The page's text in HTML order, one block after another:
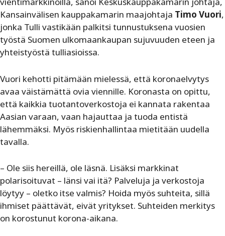
Kansainvälisen kauppakamarin maajohtaja Timo Vuori,
jonka Tulli vastikään palkitsi tunnustuksena vuosien
työstä Suomen ulkomaankaupan sujuvuuden eteen ja
yhteistyöstä tulliasioissa.
Vuori kehotti pitämään mielessä, että koronaelvytys
avaa väistämättä ovia viennille. Koronasta on opittu,
että kaikkia tuotantoverkostoja ei kannata rakentaa
Aasian varaan, vaan hajauttaa ja tuoda entistä
lähemmäksi. Myös riskienhallintaa mietitään uudella
tavalla.
– Ole siis hereillä, ole läsnä. Lisäksi markkinat
polarisoituvat – länsi vai itä? Palveluja ja verkostoja
löytyy – oletko itse valmis? Hoida myös suhteita, sillä
ihmiset päättävät, eivät yritykset. Suhteiden merkitys
on korostunut korona-aikana.